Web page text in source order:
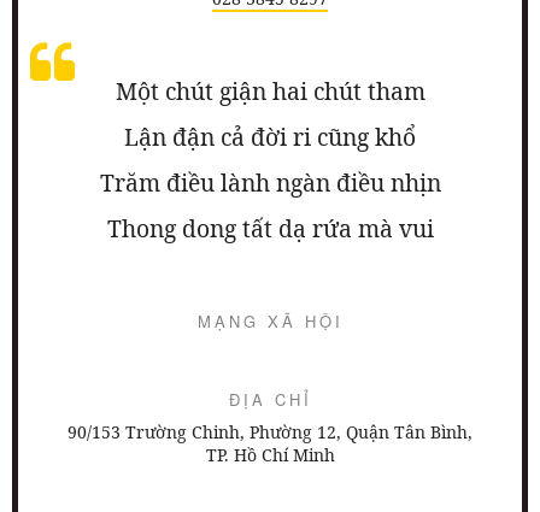
Một chút giận hai chút tham
Lận đận cả đời ri cũng khổ
Trăm điều lành ngàn điều nhịn
Thong dong tất dạ rứa mà vui
MẠNG XÃ HỘI
ĐỊA CHỈ
90/153 Trường Chinh, Phường 12, Quận Tân Bình,
TP. Hồ Chí Minh